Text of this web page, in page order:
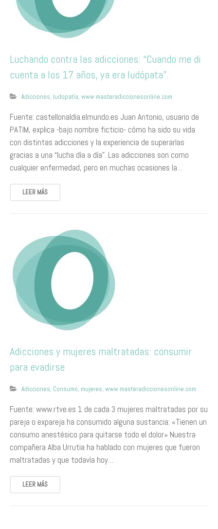
Luchando contra las adicciones: “Cuando me di
cuenta a los 17 años, ya era ludópata”.
Adicciones, ludopatía, www.masteradiccionesonline.com
Fuente: castellonaldia.elmundo.es Juan Antonio, usuario de
PATIM, explica -bajo nombre ficticio- cómo ha sido su vida
con distintas adicciones y la experiencia de superarlas
gracias a una “lucha día a día”. Las adicciones son como
cualquier enfermedad, pero en muchas ocasiones la…
LEER MÁS
Adicciones y mujeres maltratadas: consumir
para evadirse
Adicciones, Consumo, mujeres, www.masteradiccionesonline.com
Fuente: www.rtve.es 1 de cada 3 mujeres maltratadas por su
pareja o expareja ha consumido alguna sustancia: «Tienen un
consumo anestésico para quitarse todo el dolor» Nuestra
compañera Alba Urrutia ha hablado con mujeres que fueron
maltratadas y que todavía hoy…
LEER MÁS